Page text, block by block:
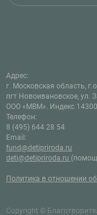
Адрес:
г. Московская область,
пгт Новоивановское, ул.
ООО «МВМ». Индекс
Телефон:
8 (495) 644 28 54
Email:
fund@detipriroda.ru
deti@detipriroda.ru
Политика в отношении
Copyright ©